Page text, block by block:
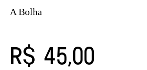
A Bolha
R$ 45,00